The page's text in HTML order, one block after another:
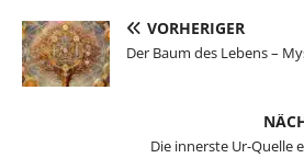
VORHERIGER
Der Baum des Lebens –
Die innerste Ur-Quelle